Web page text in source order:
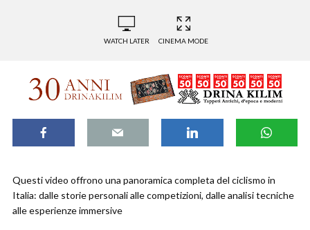
WATCH LATER CINEMA MODE
Questi video offrono una panoramica completa del ciclismo in
Italia: dalle storie personali alle competizioni, dalle analisi tecniche
alle esperienze immersive